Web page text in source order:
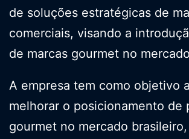
de soluções estratégicas de
comerciais, visando a
de marcas gourmet no
A empresa tem como objetivo
melhorar o posicionamento de
gourmet no mercado brasileiro,